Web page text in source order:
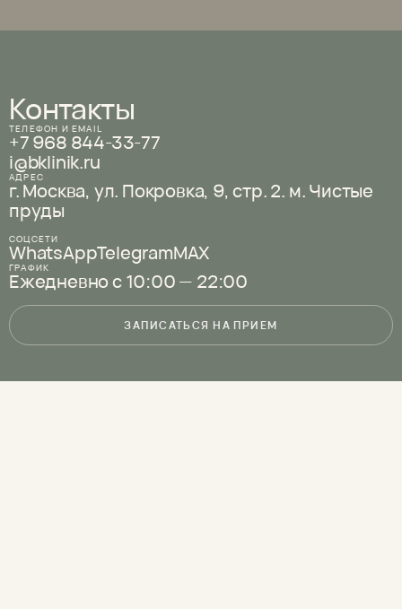
Контакты
АДРЕС
г. Москва, ул. Покровка, 9, стр. 2. м. Чистые
пруды
ТЕЛЕФОН И EMAIL
+7 968 844-33-77
i@bklinik.ru
СОЦСЕТИ
WhatsAppTelegramMAX
ГРАФИК
Ежедневно с 10:00 — 22:00
ЗАПИСАТЬСЯ НА ПРИЕМ